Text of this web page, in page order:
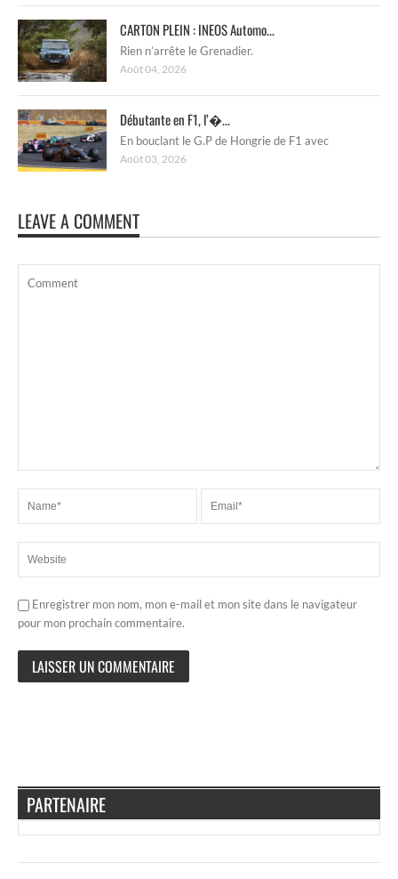
CARTON PLEIN : INEOS Automo...
Rien n’arrête le Grenadier.
Août 04, 2026
Débutante en F1, l’�...
En bouclant le G.P de Hongrie de F1 avec
Août 03, 2026
LEAVE A COMMENT
Enregistrer mon nom, mon e-mail et mon site dans le navigateur
pour mon prochain commentaire.
PARTENAIRE